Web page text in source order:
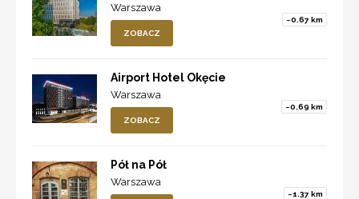
Warszawa
~0.67 km
ZOBACZ
Airport Hotel Okęcie
Warszawa
~0.69 km
ZOBACZ
Pół na Pół
Warszawa
~1.37 km